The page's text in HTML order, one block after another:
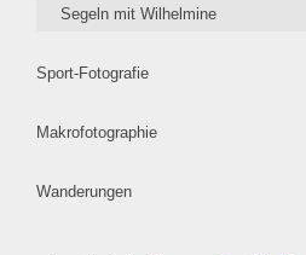
Segeln mit Wilhelmine
Sport-Fotografie
Makrofotographie
Wanderungen